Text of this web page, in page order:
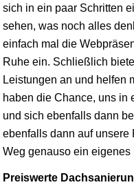
sich in ein paar Schritten
sehen, was noch alles
einfach mal die
Ruhe ein. Schließlich
Leistungen an und helfen
haben die Chance, uns in
und sich ebenfalls dann
ebenfalls dann auf unsere
Weg genauso ein eigenes
Preiswerte